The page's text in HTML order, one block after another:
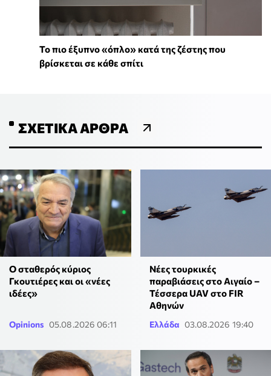
To πιο έξυπνο «όπλο» κατά της ζέστης που
βρίσκεται σε κάθε σπίτι
ΣΧΕΤΙΚΆ ΆΡΘΡΑ
Ο σταθερός κύριος
Γκουτιέρες και οι «νέες
ιδέες»
Opinions 05.08.2026 06:11
Νέες τουρκικές
παραβιάσεις στο Αιγαίο –
Τέσσερα UAV στο FIR
Αθηνών
Ελλάδα 03.08.2026 19:40